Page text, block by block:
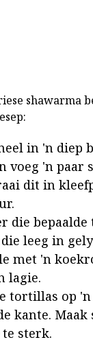
shawarma
in 'n diep
voeg 'n paar
dit in
die
leeg in
met 'n
lagie.
tortillas op
kante.
sterk.